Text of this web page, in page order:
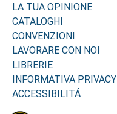
LA TUA OPINIONE
CATALOGHI
CONVENZIONI
LAVORARE CON NOI
LIBRERIE
INFORMATIVA PRIVACY
ACCESSIBILITÁ